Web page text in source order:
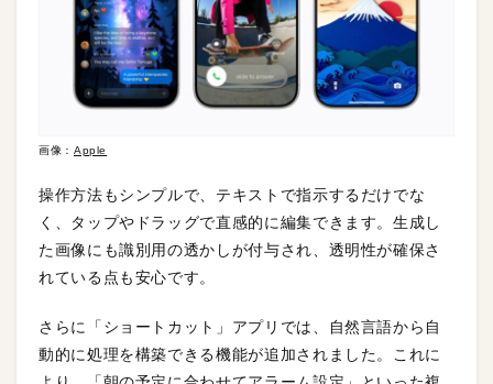
画像： Apple
操作方法もシンプルで、テキストで指示するだけでな
く、タップやドラッグで直感的に編集できます。生成し
た画像にも識別用の透かしが付与され、透明性が確保さ
れている点も安心です。
さらに「ショートカット」アプリでは、自然言語から自
動的に処理を構築できる機能が追加されました。これに